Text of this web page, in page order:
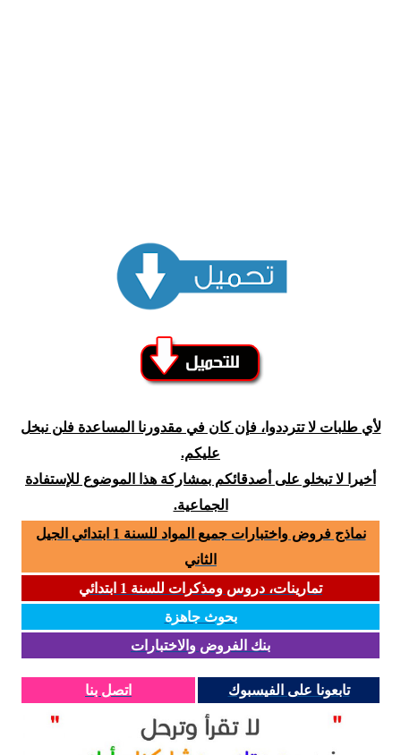
لأي طلبات لا تترددوا، فإن كان في مقدورنا المساعدة فلن نبخل
عليكم.
أخيرا لا تبخلو على أصدقائكم بمشاركة هذا الموضوع للإستفادة
الجماعية.
نماذج فروض واختبارات جميع المواد للسنة 1 ابتدائي الجيل
الثاني
تمارينات، دروس ومذكرات للسنة 1 ابتدائي
بحوث جاهزة
بنك الفروض والاختبارات
تابعونا على الفيسبوك اتصل بنا